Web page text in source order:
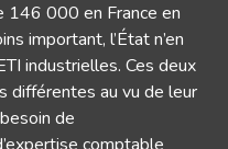
146 000 en France en
important, l’État n’en
industrielles. Ces deux
différentes au vu de leur
de